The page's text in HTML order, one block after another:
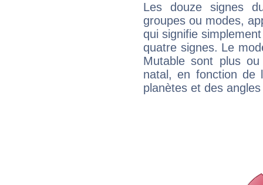
Les douze signes
groupes ou modes,
qui signifie
quatre signes. Le
Mutable sont plus
natal, en fonction de
planètes et des